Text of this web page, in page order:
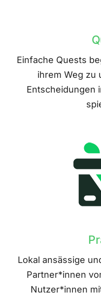
Einfache Quests
ihrem Weg zu
Entscheidungen
Lokal ansässige
Partner*innen
Nutzer*innen